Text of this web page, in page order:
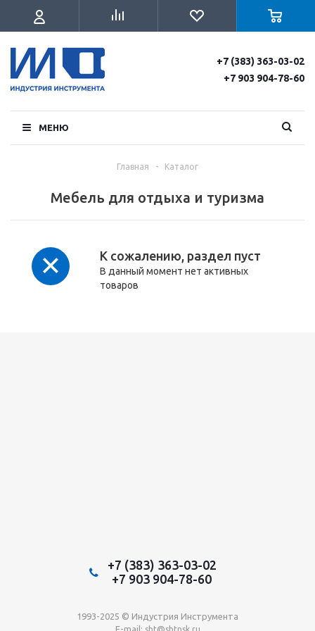
+7 (383) 363-03-02
+7 903 904-78-60
МЕНЮ
Главная - Каталог
Мебель для отдыха и туризма
К сожалению, раздел пуст
В данный момент нет активных
товаров
+7 (383) 363-03-02
+7 903 904-78-60
1993-2025 © Индустрия Инструмента
E-mail: